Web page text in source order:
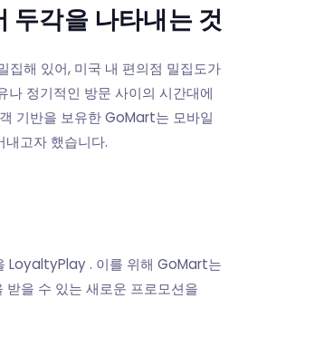
두각을 나타내는 것
해 있어, 미국 내 편의점 밀집도가
나 정기적인 방문 사이의 시간대에
기반을 보유한 GoMart는 모바일
고자 했습니다.
LoyaltyPlay . 이를 위해 GoMart는
을 수 있는 새로운 프로모션을